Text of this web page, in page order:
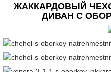
ЖАККАРДОВЫЙ
ДИВАН С